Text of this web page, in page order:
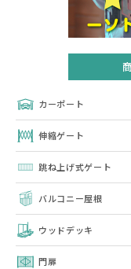
カーポート
伸縮ゲート
跳ね上げ式ゲート
バルコニー屋根
ウッドデッキ
門扉